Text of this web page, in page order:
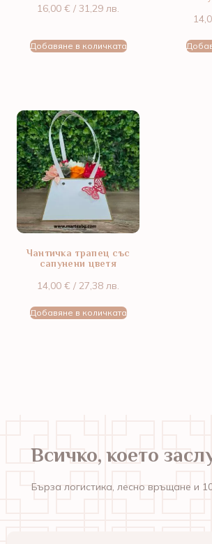
16,00 € / 31,29 лв.
Добавяне в количката
Чантичка трапец със
сапунени цветя
14,00 € / 27,38 лв.
Добавяне в количката
Всичко, което
Бърза логистика, лесно връщане и